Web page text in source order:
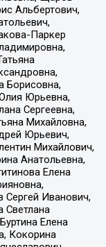
Альбертович,
Паркер
Борисовна,
Юрьевна,
Сергеевна,
Михайловна,
Юрьевич,
Михайлович,
Анатольевна,
Елена
Сергей Иванович,
Светлана
Елена
Кокорина